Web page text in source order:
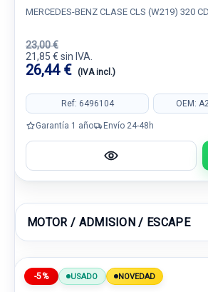
MERCEDES-BENZ CLASE CLS (W219) 320
23,00 €
21,85 € sin IVA.
26,44 € (IVA incl.)
Ref: 6496104 OEM:
Garantía 1 año Envío 24-48h
MOTOR / ADMISION / ESCAPE
-5% USADO NOVEDAD